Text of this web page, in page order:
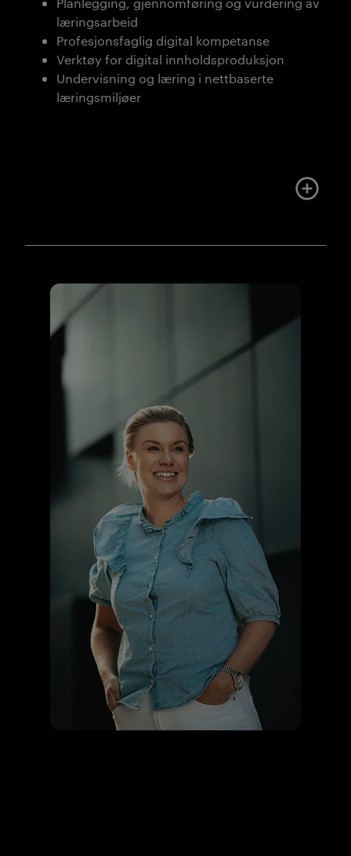
læringsarbeid
Profesjonsfaglig digital kompetanse
Verktøy for digital innholdsproduksjon
Undervisning og læring i nettbaserte
læringsmiljøer
Mer om